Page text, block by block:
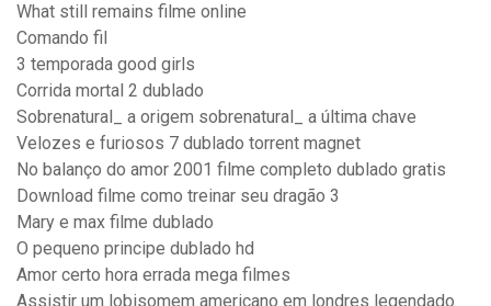
What still remains filme online
Comando fil
3 temporada good girls
Corrida mortal 2 dublado
Sobrenatural_ a origem sobrenatural_ a última chave
Velozes e furiosos 7 dublado torrent magnet
No balanço do amor 2001 filme completo dublado gratis
Download filme como treinar seu dragão 3
Mary e max filme dublado
O pequeno principe dublado hd
Amor certo hora errada mega filmes
Assistir um lobisomem americano em londres legendado